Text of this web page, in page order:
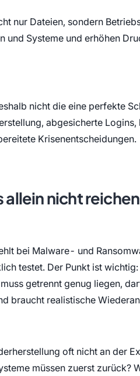
nur Dateien, sondern
und Systeme und erhöhen
nicht die eine perfekte
abgesicherte
Krisenentscheidungen.
allein nicht reichen
bei Malware- und
testet. Der Punkt ist
getrennt genug liegen,
braucht realistische
oft nicht an der
müssen zuerst zurück?